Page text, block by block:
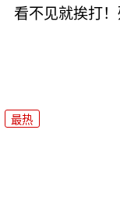
看不见就挨打
最热